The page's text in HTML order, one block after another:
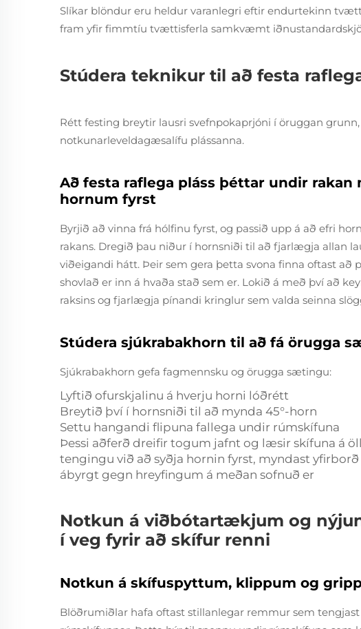
Slíkar blöndur eru heldur varanlegri eftir endurtekinn
fram yfir fimmtíu tvættisferla samkvæmt
Stúdera teknikur til að festa
Rétt festing breytir lausri svefnpokaprjóni í öruggan
notkunarleveldagæsalífu plássanna.
Að festa raflega pláss þéttar undir rakan
hornum fyrst
Byrjið að vinna frá hólfinu fyrst, og passið upp á að efri
rakans. Dregið þau niður í hornsniði til að fjarlægja allan
viðeigandi hátt. Þeir sem gera þetta svona finna oftast að
shovlað er inn á hvaða stað sem er. Lokið á með því að
raksins og fjarlægja pínandi kringlur sem valda seinna
Stúdera sjúkrabakhorn til að fá örugga
Sjúkrabakhorn gefa fagmennsku og örugga sætingu:
Lyftið ofurskjalinu á hverju horni lóðrétt
Breytið því í hornsniði til að mynda 45°-horn
Settu hangandi flipuna fallega undir rúmskífuna
Þessi aðferð dreifir togum jafnt og læsir skífuna á
tengingu við að syðja hornin fyrst, myndast
ábyrgt gegn hreyfingum á meðan sofnuð er
Notkun á viðbótartækjum og
í veg fyrir að skífur renni
Notkun á skífuspyttum, klippum og
Blöðrumiðlar hafa oftast stillanlegar remmur sem